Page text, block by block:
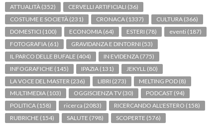
ATTUALITÀ (352) CERVELLI ARTIFICIALI (36)
COSTUME E SOCIETÀ (231) CRONACA (1337) CULTURA (366)
DOMESTICI (100) ECONOMIA (64) ESTERI (78) eventi (187)
FOTOGRAFIA (61) GRAVIDANZA E DINTORNI (53)
IL PARCO DELLE BUFALE (404) IN EVIDENZA (775)
INFOGRAFICHE (145) IPAZIA (131) JEKYLL (80)
LA VOCE DEL MASTER (236) LIBRI (273) MELTING POD (8)
MULTIMEDIA (103) OGGISCIENZA TV (30) PODCAST (94)
POLITICA (158) ricerca (2083) RICERCANDO ALL'ESTERO (158)
RUBRICHE (154) SALUTE (798) SCOPERTE (576)